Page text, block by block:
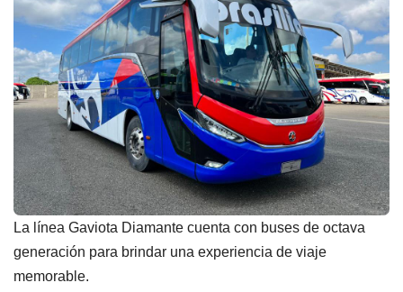
La línea Gaviota Diamante cuenta con buses de octava
generación para brindar una experiencia de viaje
memorable.